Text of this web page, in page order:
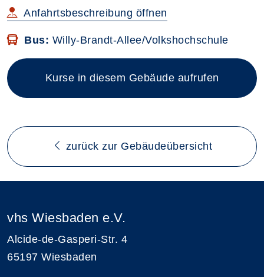
Anfahrtsbeschreibung im neuen Browsertab
öffnen
Bus: Willy-Brandt-Allee/Volkshochschule
Kurse in diesem Gebäude aufrufen
zurück zur Gebäudeübersicht
vhs Wiesbaden e.V.
Alcide-de-Gasperi-Str. 4
65197 Wiesbaden